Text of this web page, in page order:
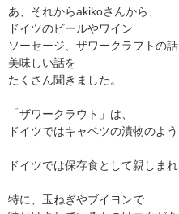
あ、それからakikoさんから、
ドイツのビールやワイン
ソーセージ、ザワークラフトの
美味しい話を
たくさん聞きました。
「ザワークラウト」は、
ドイツではキャベツの漬物のよう
ドイツでは保存食として親しま
特に、玉ねぎやブイヨンで